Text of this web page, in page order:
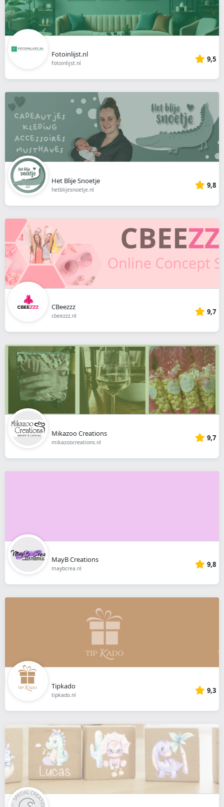
Fotoinlijst.nl
fotoinlijst.nl 9,5
Het Blije Snoetje
hetblijesnoetje.nl 9,8
CBeezzz
cbeezzz.nl 9,7
Mikazoo Creations
mikazoocreations.nl 9,7
MayB Creations
maybcrea.nl 9,8
Tipkado
tipkado.nl 9,3